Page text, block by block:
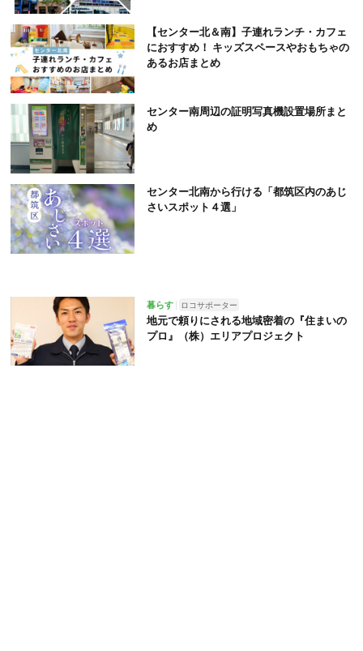
【センター北＆南】子連れランチ・カフェ
におすすめ！ キッズスペースやおもちゃの
あるお店まとめ
センター南周辺の証明写真機設置場所まと
め
センター北南から行ける「都筑区内のあじ
さいスポット４選」
暮らす ロコサポーター
地元で頼りにされる地域密着の『住まいの
プロ』（株）エリアプロジェクト